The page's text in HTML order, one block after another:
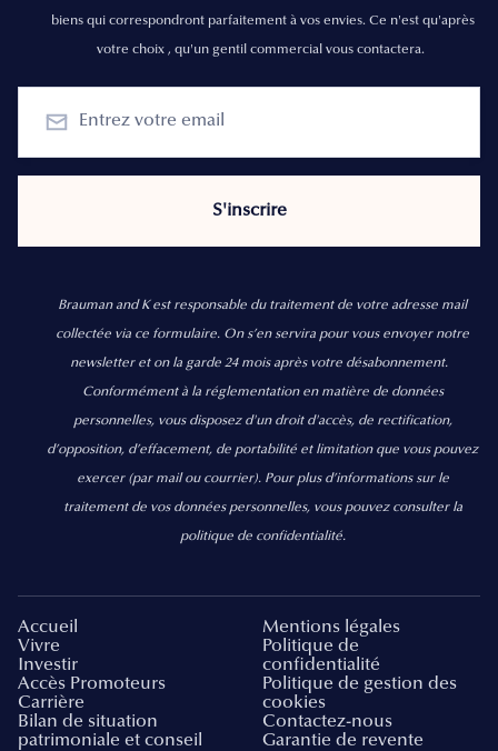
biens qui correspondront parfaitement à vos envies. Ce n'est qu'après
votre choix , qu'un gentil commercial vous contactera.
Brauman and K est responsable du traitement de votre adresse mail
collectée via ce formulaire. On s’en servira pour vous envoyer notre
newsletter et on la garde 24 mois après votre désabonnement.
Conformément à la réglementation en matière de données
personnelles, vous disposez d'un droit d'accès, de rectification,
d’opposition, d’effacement, de portabilité et limitation que vous pouvez
exercer (par mail ou courrier). Pour plus d’informations sur le
traitement de vos données personnelles, vous pouvez consulter la
politique de confidentialité.
Accueil
Vivre
Investir
Accès Promoteurs
Carrière
Bilan de situation
patrimoniale et conseil
Mentions légales
Politique de
confidentialité
Politique de gestion des
cookies
Contactez-nous
Garantie de revente